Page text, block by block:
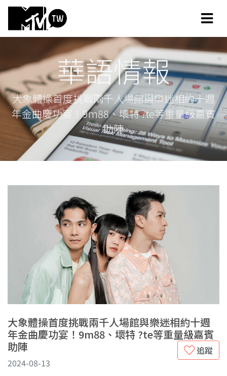
華語情報
大象體操首度挑戰兩千人場館與樂迷相約十週
年金曲慶功宴！9m88、壞特 ?te等重量級嘉賓
助陣
大象體操首度挑戰兩千人場館與樂迷相約十週
年金曲慶功宴！9m88、壞特 ?te等重量級嘉賓
助陣
追蹤
2024-08-13